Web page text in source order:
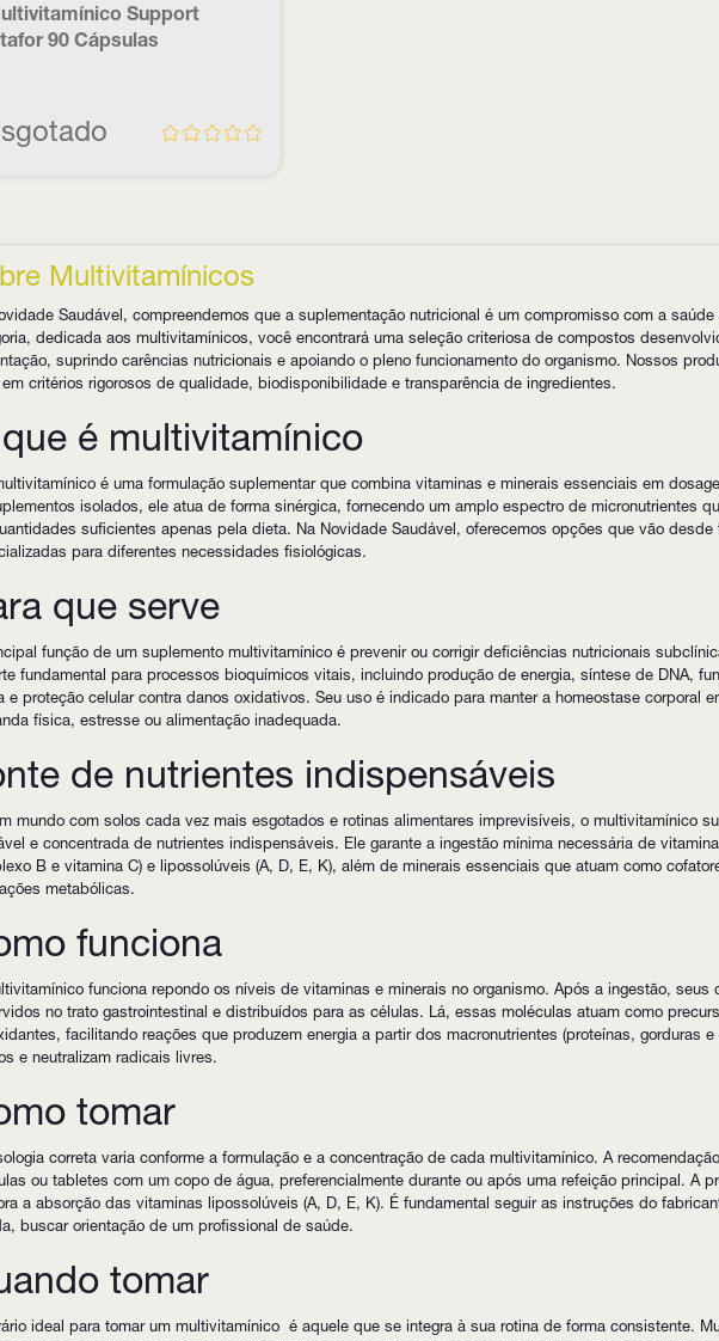
Support
90 Cápsulas
Multivitamínicos
Saudável, compreendemos que a suplementação nutricional é um compromisso com a saúde
dedicada aos multivitamínicos, você encontrará uma seleção criteriosa de compostos
suprindo carências nutricionais e apoiando o pleno funcionamento do organismo. Nossos
critérios rigorosos de qualidade, biodisponibilidade e transparência de ingredientes.
é multivitamínico
é uma formulação suplementar que combina vitaminas e minerais essenciais em
isolados, ele atua de forma sinérgica, fornecendo um amplo espectro de micronutrientes
suficientes apenas pela dieta. Na Novidade Saudável, oferecemos opções que vão desde
para diferentes necessidades fisiológicas.
que serve
função de um suplemento multivitamínico é prevenir ou corrigir deficiências nutricionais
fundamental para processos bioquímicos vitais, incluindo produção de energia, síntese de DNA,
e proteção celular contra danos oxidativos. Seu uso é indicado para manter a homeostase corporal
física, estresse ou alimentação inadequada.
de nutrientes indispensáveis
mundo com solos cada vez mais esgotados e rotinas alimentares imprevisíveis, o multivitamínico
e concentrada de nutrientes indispensáveis. Ele garante a ingestão mínima necessária de
B e vitamina C) e lipossolúveis (A, D, E, K), além de minerais essenciais que atuam como
metabólicas.
funciona
funciona repondo os níveis de vitaminas e minerais no organismo. Após a ingestão, seus
no trato gastrointestinal e distribuídos para as células. Lá, essas moléculas atuam como
facilitando reações que produzem energia a partir dos macronutrientes (proteínas, gorduras
e neutralizam radicais livres.
tomar
correta varia conforme a formulação e a concentração de cada multivitamínico. A
ou tabletes com um copo de água, preferencialmente durante ou após uma refeição principal. A
a absorção das vitaminas lipossolúveis (A, D, E, K). É fundamental seguir as instruções do
buscar orientação de um profissional de saúde.
tomar
ideal para tomar um multivitamínico é aquele que se integra à sua rotina de forma consistente.